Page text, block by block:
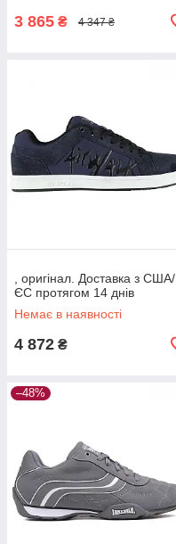
3 865 ₴ 4 347 ₴
, оригінал. Доставка з США/
ЄС протягом 14 днів
Немає в наявності
4 872 ₴
–48%